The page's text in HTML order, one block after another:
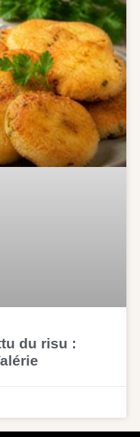
du risu :